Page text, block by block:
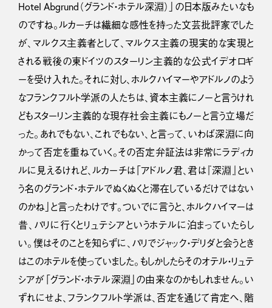
Hotel Abgrund（グランド・ホテル深淵）」の日本版みたいなも
のですね。ルカーチは繊細な感性を持った文芸批評家でした
が、マルクス主義者として、マルクス主義の現実的な実現と
される戦後の東ドイツのスターリン主義的な公式イデオロギ
ーを受け入れた。それに対し、ホルクハイマーやアドルノのよう
なフランクフルト学派の人たちは、資本主義にノーと言うけれ
どもスターリン主義的な現存社会主義にもノーと言う立場だ
った。あれでもない、これでもない、と言って、いわば深淵に向
かって否定を重ねていく。その否定弁証法は非常にラディカ
ルに見えるけれど、ルカーチは「アドルノ君、君は『深淵』とい
う名のグランド・ホテルでぬくぬくと滞在しているだけではない
のかね」と言ったわけです。ついでに言うと、ホルクハイマーは
昔、パリに行くとリュテシアというホテルに泊まっていたらし
い。僕はそのことを知らずに、パリでジャック・デリダと会うとき
はこのホテルを使っていました。もしかしたらそのオテル・リュテ
シアが「グランド・ホテル深淵」の由来なのかもしれません。い
ずれにせよ、フランクフルト学派は、否定を通じて肯定へ、階